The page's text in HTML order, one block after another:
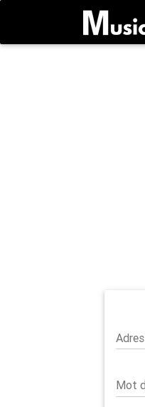
Mot